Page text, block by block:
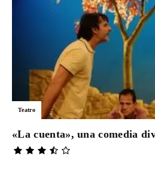
Teatro
«La cuenta», una comedia